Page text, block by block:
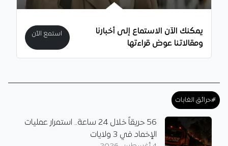
يمكنك الآن الاستماع إلى أخبارنا
ومقالاتنا عوض قراءتها
استمع الآن
#حرائق الغابات
56 حريقاً خلال 24 ساعة.. استمرار عمليات
الإخماد في 3 ولايات